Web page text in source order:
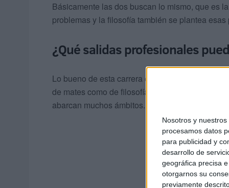
Nosotros y nuestros
procesamos datos
para publicidad y
desarrollo de
geográfica precisa
otorgarnos su
previamente
Básicamente las dos buscan lo mismo, que es
problemas y la filosofía también se plantea
¿Qué salidas profesionales
Lo bueno de esta carrera es que no se enfoca
de mates como de filosofía; la ética; la
abarcan muchos ámbitos.